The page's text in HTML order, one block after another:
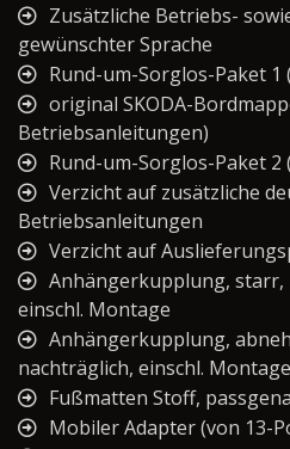
Zusätzliche Betriebs-
gewünschter Sprache
Rund-um-Sorglos-Paket
original SKODA-
Betriebsanleitungen)
Rund-um-Sorglos-Paket 2
Verzicht auf zusätzliche
Betriebsanleitungen
Verzicht auf
Anhängerkupplung, starr,
einschl. Montage
Anhängerkupplung,
nachträglich, einschl. Montage
Fußmatten Stoff,
Mobiler Adapter (von 13-